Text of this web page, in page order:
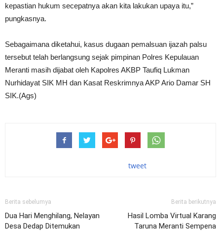
kepastian hukum secepatnya akan kita lakukan upaya itu,”
pungkasnya.
Sebagaimana diketahui, kasus dugaan pemalsuan ijazah palsu
tersebut telah berlangsung sejak pimpinan Polres Kepulauan
Meranti masih dijabat oleh Kapolres AKBP Taufiq Lukman
Nurhidayat SIK MH dan Kasat Reskrimnya AKP Ario Damar SH
SIK.(Ags)
tweet
Berita sebelumya
Dua Hari Menghilang, Nelayan
Desa Dedap Ditemukan
Berita berikutnya
Hasil Lomba Virtual Karang
Taruna Meranti Sempena